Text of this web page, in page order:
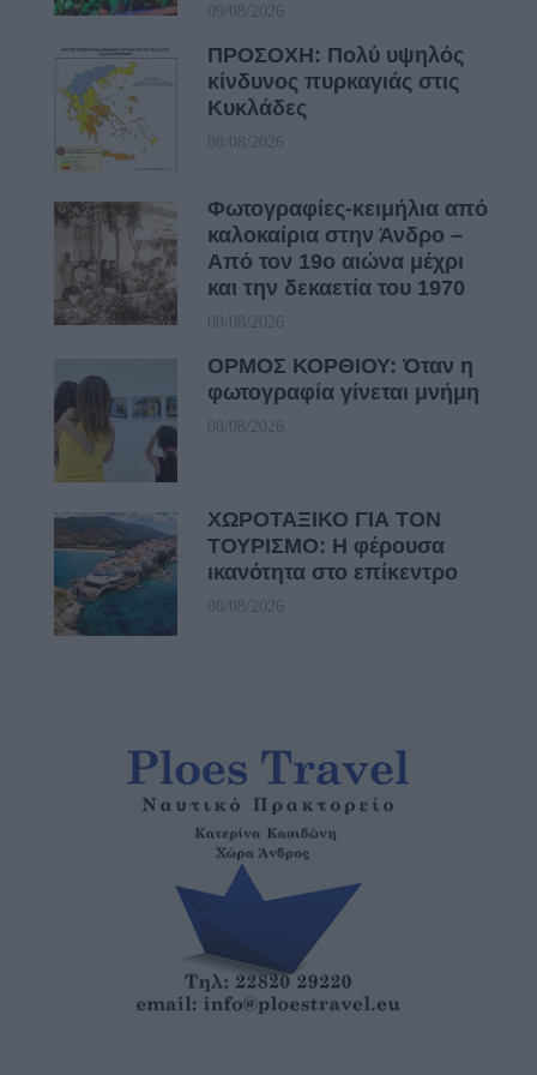
09/08/2026
ΠΡΟΣΟΧΗ: Πολύ υψηλός
κίνδυνος πυρκαγιάς στις
Κυκλάδες
08/08/2026
Φωτογραφίες-κειμήλια από
καλοκαίρια στην Άνδρο –
Από τον 19ο αιώνα μέχρι
και την δεκαετία του 1970
08/08/2026
ΟΡΜΟΣ ΚΟΡΘΙΟΥ: Όταν η
φωτογραφία γίνεται μνήμη
08/08/2026
ΧΩΡΟΤΑΞΙΚΟ ΓΙΑ ΤΟΝ
ΤΟΥΡΙΣΜΟ: Η φέρουσα
ικανότητα στο επίκεντρο
08/08/2026